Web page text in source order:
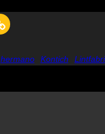
hermano Kontich